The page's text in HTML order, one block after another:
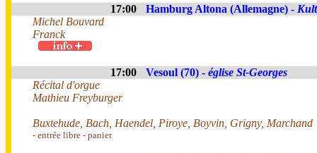
17:00 Hamburg Altona (Allemagne) -
Michel Bouvard
Franck
17:00 Vesoul (70) - église St-Georges
Récital d'orgue
Mathieu Freyburger
Buxtehude, Bach, Haendel, Piroye, Boyvin, Grigny, Marchand
- entrée libre - panier